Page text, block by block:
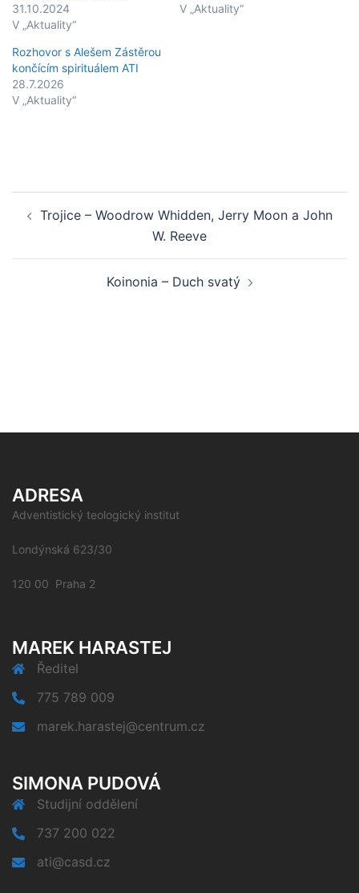
31.10.2024
V „Aktuality“
V „Aktuality“
Rozhovor s Alešem Zástěrou
končícím spirituálem ATI
28.7.2026
V „Aktuality“
navigation
Trojice – Woodrow Whidden, Jerry Moon a John
W. Reeve
Koinonia – Duch svatý
ADRESA
Adventistický teologický institut
Londýnská 623/30
120 00 Praha 2
MAREK HARASTEJ
Ředitel
775 789 009
marek.harastej@centrum.cz
SIMONA PUDOVÁ
Studijní oddělení
737 200 022
ati@casd.cz